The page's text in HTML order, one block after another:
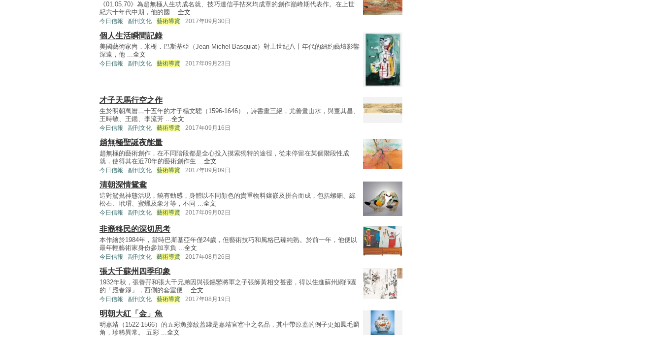
《01.05.70》為趙無極人生功成名就、技巧達信手拈來均成章的創作巔峰期代表作。在上世
紀六十年代中期，他的國 ...全文
今日信報 副刊文化 藝術導賞 2017年09月30日
個人生活瞬間記錄
美國藝術家尚．米榭．巴斯基亞（Jean-Michel Basquiat）對上世紀八十年代的紐約藝壇影響
深遠，他 ...全文
今日信報 副刊文化 藝術導賞 2017年09月23日
才子天馬行空之作
生於明朝萬曆二十五年的才子楊文驄（1596-1646），詩書畫三絕，尤善畫山水，與董其昌、
王時敏、王鑑、李流芳 ...全文
今日信報 副刊文化 藝術導賞 2017年09月16日
趙無極聖誕夜能量
趙無極的藝術創作，在不同階段都是全心投入摸索獨特的途徑，從未停留在某個階段性成
就，使得其在近70年的藝術創作生 ...全文
今日信報 副刊文化 藝術導賞 2017年09月09日
清朝深情鴛鴦
這對鴛鴦神態活現，饒有動感，身體以不同顏色的貴重物料鑲嵌及拼合而成，包括螺鈿、綠
松石、玳瑁、蜜蠟及象牙等，不同 ...全文
今日信報 副刊文化 藝術導賞 2017年09月02日
非裔移民的深切思考
本作繪於1984年，當時巴斯基亞年僅24歲，但藝術技巧和風格已臻純熟。於前一年，他便以
最年輕藝術家身份參加享負 ... 全文
今日信報 副刊文化 藝術導賞 2017年08月26日
張大千蘇州四季印象
1932年秋，張善孖和張大千兄弟因與張錫鑾將軍之子張師黃相交甚密，得以住進蘇州網師園
的「殿春簃」，西側的套室便 ... 全文
今日信報 副刊文化 藝術導賞 2017年08月19日
明朝大紅「金」魚
明嘉靖（1522-1566）的五彩魚藻紋蓋罐是嘉靖官窰中之名品，其中帶原蓋的例子更如鳳毛麟
角，珍稀異常。 五彩 ... 全文